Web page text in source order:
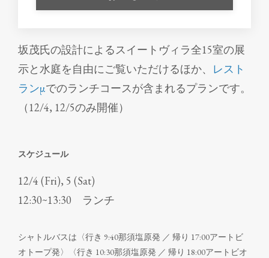
坂茂氏の設計によるスイートヴィラ全15室の展
示と水庭を自由にご覧いただけるほか、 レスト
ランμでのランチコースが含まれるプランです。
（12/4, 12/5のみ開催）
スケジュール
12/4 (Fri), 5 (Sat)
12:30~13:30 ランチ
シャトルバスは〈行き 9:40那須塩原発 ／ 帰り 17:00アートビ
オトープ発〉〈行き 10:30那須塩原発 ／ 帰り 18:00アートビオ